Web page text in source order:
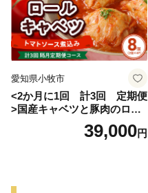
愛知県小牧市
<2か月に1回 計3回 定期便
>国産キャベツと豚肉のロー
ルキャベツ（4P入り）
39,000円